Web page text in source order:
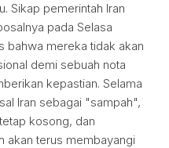
Sikap pemerintah Iran
pada Selasa
bahwa mereka tidak akan
demi sebuah nota
kepastian. Selama
Iran sebagai "sampah",
kosong, dan
akan terus membayangi